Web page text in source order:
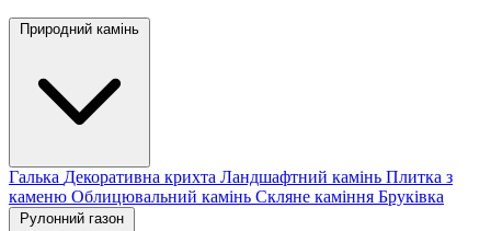
Природний камінь
Галька Декоративна крихта Ландшафтний камінь Плитка з
каменю Облицювальний камінь Скляне каміння Бруківка
Рулонний газон